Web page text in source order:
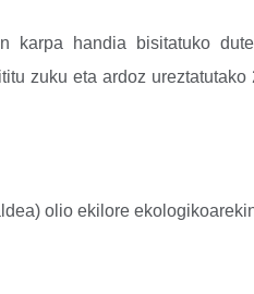
handia bisitatuko
zuku eta ardoz
olio ekilore